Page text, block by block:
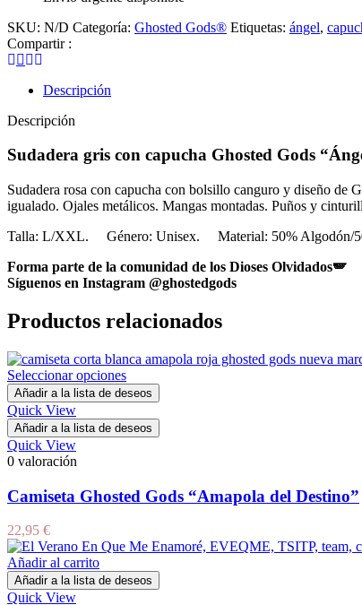
SKU: N/D Categoría: Ghosted Gods® Etiquetas: ángel,
Compartir :
Descripción
Descripción
Sudadera gris con capucha Ghosted Gods
Sudadera rosa con capucha con bolsillo canguro y diseño
igualado. Ojales metálicos. Mangas montadas. Puños y
Talla: L/XXL. Género: Unisex. Material: 50% Algodón/
Forma parte de la comunidad de los Dioses Olvidados🪽
Síguenos en Instagram @ghostedgods
Productos relacionados
Seleccionar opciones
Añadir a la lista de deseos
Quick View
Añadir a la lista de deseos
Quick View
0 valoración
Camiseta Ghosted Gods “Amapola del Destino”
22,95 €
Añadir al carrito
Añadir a la lista de deseos
Quick View